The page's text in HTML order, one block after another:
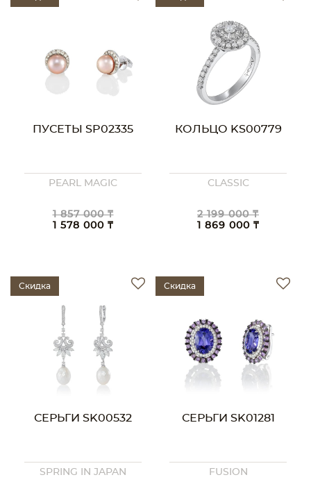
ПУСЕТЫ SP02335
PEARL MAGIC
1 857 000 ₸
1 578 000 ₸
КОЛЬЦО KS00779
CLASSIC
2 199 000 ₸
1 869 000 ₸
Скидка
СЕРЬГИ SK00532
SPRING IN JAPAN
Скидка
СЕРЬГИ SK01281
FUSION